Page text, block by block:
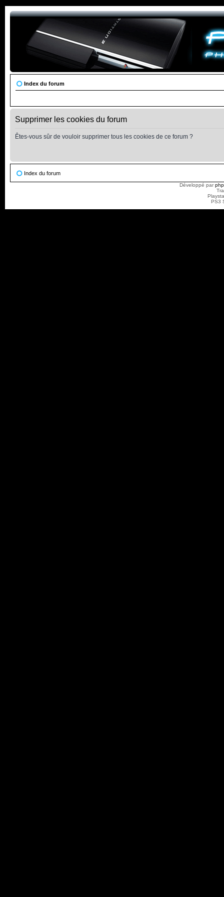
Index du forum
Supprimer les cookies du forum
Êtes-vous sûr de vouloir supprimer tous les cookies de ce forum ?
Index du forum
Développé par
PS3